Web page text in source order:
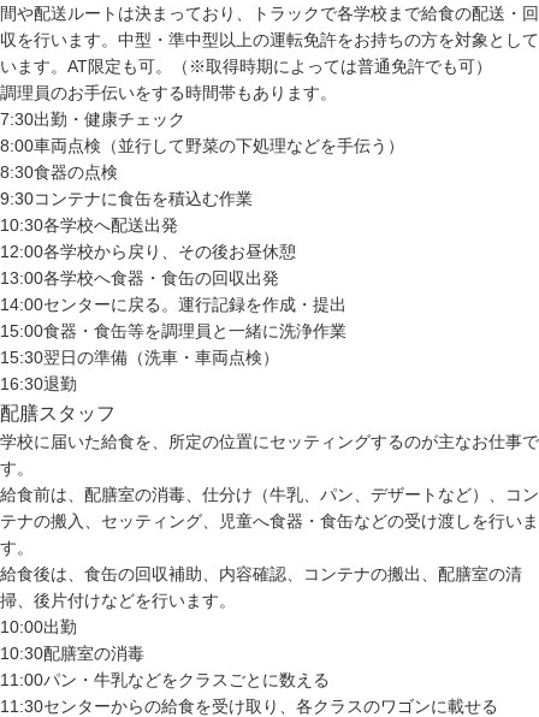
間や配送ルートは決まっており、トラックで各学校まで給食の配送・回
収を行います。中型・準中型以上の運転免許をお持ちの方を対象として
います。AT限定も可。（※取得時期によっては普通免許でも可）
調理員のお手伝いをする時間帯もあります。
7:30出勤・健康チェック
8:00車両点検（並行して野菜の下処理などを手伝う）
8:30食器の点検
9:30コンテナに食缶を積込む作業
10:30各学校へ配送出発
12:00各学校から戻り、その後お昼休憩
13:00各学校へ食器・食缶の回収出発
14:00センターに戻る。運行記録を作成・提出
15:00食器・食缶等を調理員と一緒に洗浄作業
15:30翌日の準備（洗車・車両点検）
16:30退勤
配膳スタッフ
学校に届いた給食を、所定の位置にセッティングするのが主なお仕事で
す。
給食前は、配膳室の消毒、仕分け（牛乳、パン、デザートなど）、コン
テナの搬入、セッティング、児童へ食器・食缶などの受け渡しを行いま
す。
給食後は、食缶の回収補助、内容確認、コンテナの搬出、配膳室の清
掃、後片付けなどを行います。
10:00出勤
10:30配膳室の消毒
11:00パン・牛乳などをクラスごとに数える
11:30センターからの給食を受け取り、各クラスのワゴンに載せる